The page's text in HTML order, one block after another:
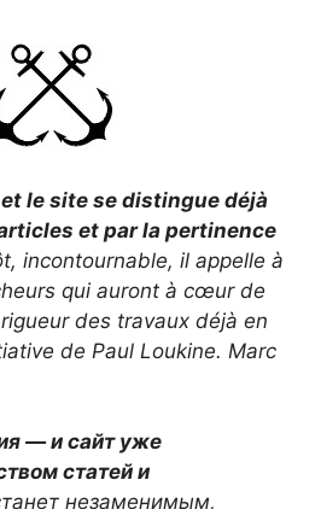
et le site se distingue déjà
et par la pertinence
incontournable, il appelle à
qui auront à cœur de
des travaux déjà en
de Paul Loukine. Marc
— и сайт уже
статей и
незаменимым,